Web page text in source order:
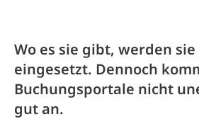
Wo es sie gibt, werden
eingesetzt. Dennoch
Buchungsportale nicht
gut an.